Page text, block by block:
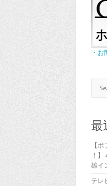
・
最
【
！
雄イ
テレ